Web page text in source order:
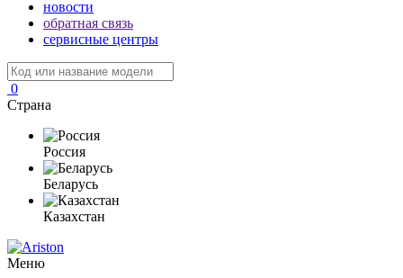
новости
обратная связь
сервисные центры
0
Страна
Россия
Беларусь
Казахстан
Меню